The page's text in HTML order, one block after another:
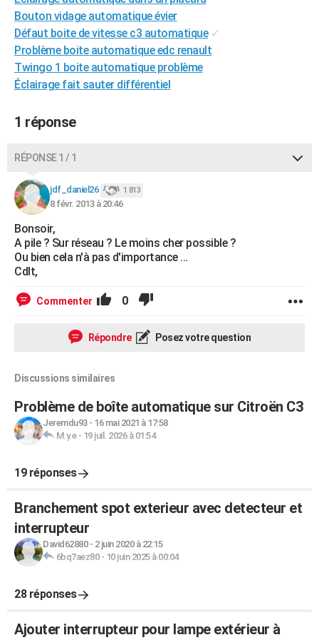
Destinations
City break
Voyage nature
Voyage de noces
Forum
Climat
+PHOTO
GUIDES D'ACHAT
BONS PLANS
Carte de Noël
Carte Bonne année
Carte Saint-Valentin
Carte Pâques
Carte d'anniversaire
DICTIONNAIRE
Dictionnaire
Biographies
Citations
Expressions
Proverbes
PROGRAMME TV
COPAINS D'AVANT
S'inscrire
Se connecter
Lycées
Collèges
Primaires
Universités
Entreprises
Service militaire
Avis de recherche
FORUM
Bricolage
Lifestyle
Culture
Sport
Auto
Television
Voyage
Cinema
Bouton vidage automatique évier
Défaut boite de vitesse c3 automatique ✓
Problème boite automatique edc renault
Twingo 1 boite automatique problème
Éclairage fait sauter différentiel
1 réponse
RÉPONSE 1 / 1
jdf_daniel26 1 813
8 févr. 2013 à 20:46
Bonsoir,
A pile ? Sur réseau ? Le moins cher possible ?
Ou bien cela n'à pas d'importance ...
Cdlt,
Commenter 0
Répondre Posez votre question
Discussions similaires
Problème de boîte automatique sur Citroën C3
Jeremdu93- 16 mai 2021 à 17:58
M.y.e- 19 juil. 2026 à 01:54
19 réponses
Branchement spot exterieur avec detecteur et
interrupteur
David62880- 2 juin 2020 à 22:15
6bq7aez80- 10 juin 2025 à 00:04
28 réponses
Ajouter interrupteur pour lampe extérieur à